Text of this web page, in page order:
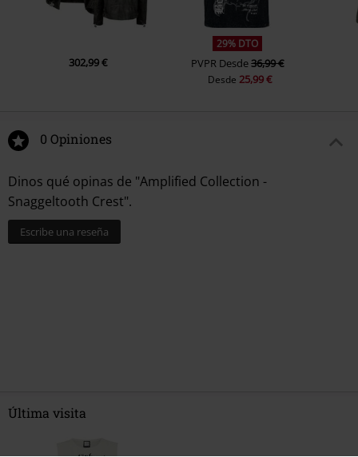
302,99 €
29% DTO
PVPR Desde36,99 €
Desde 25,99 €
0 Opiniones
Dinos qué opinas de "Amplified Collection -
Snaggeltooth Crest".
Escribe una reseña
Última visita